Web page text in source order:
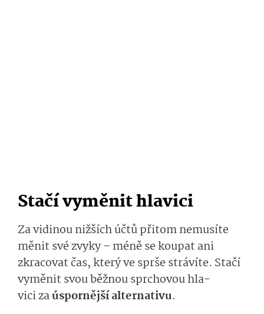
Stačí vyměnit hlavici
Za vidinounižších účtůpřitomne­musíte
měnit své zvyky– méněsekoupat a­ni
zkracovat čas, který ve sprše strávíte. Stačí
vyměnit svouběž­nou sprchovouhla­
vicizaúspor­nějšíalterna­tivu.